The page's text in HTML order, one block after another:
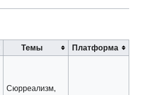
Темы Платформа
Сюрреализм,